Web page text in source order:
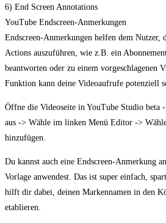
6) End Screen Annotations
YouTube Endscreen-Anmerkungen
Endscreen-Anmerkungen helfen dem Nutzer,
Actions auszuführen, wie z.B. ein
beantworten oder zu einem vorgeschlagenen
Funktion kann deine Videoaufrufe potenziell
Öffne die Videoseite in YouTube Studio beta
aus -> Wähle im linken Menü Editor ->
hinzufügen.
Du kannst auch eine Endscreen-Anmerkung
Vorlage anwendest. Das ist super einfach,
hilft dir dabei, deinen Markennamen in den
etablieren.